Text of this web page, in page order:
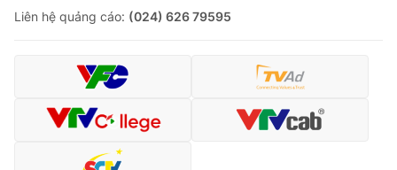
Liên hệ quảng cáo: (024) 626 79595